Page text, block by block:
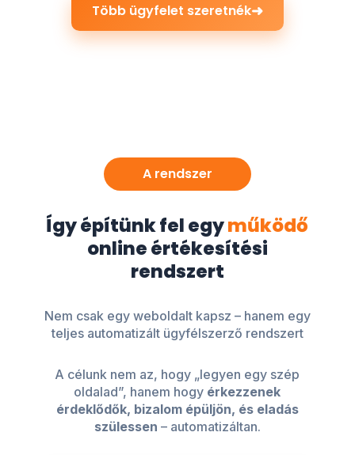
Több ügyfelet szeretnék➜
A rendszer
Így építünk fel egyműködő
online értékesítési
rendszert
Nem csak egy weboldalt kapsz – hanem egy
teljes automatizált ügyfélszerző rendszert
A célunk nem az, hogy „legyen egy szép
oldalad”, hanem hogy érkezzenek
érdeklődők, bizalom épüljön, és eladás
szülessen – automatizáltan.